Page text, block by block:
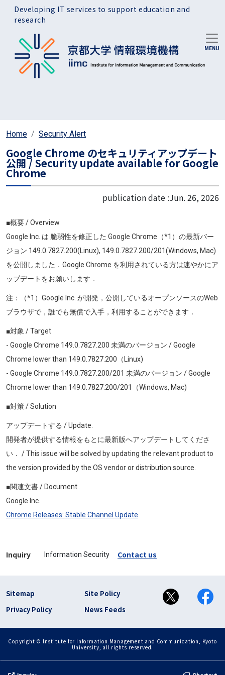
Skip to main content
Developing IT services to support education and
research
Home Security Alert
Google Chrome のセキュリティアップデート
公開 / Security update available for Google
Chrome
publication date :Jun. 26, 2026
■概要 / Overview
Google Inc. は 脆弱性を修正した Google Chrome（*1）の最新バー
ジョン 149.0.7827.200(Linux), 149.0.7827.200/201(Windows, Mac)
を公開しました．Google Chrome を利用されている方は速やかにア
ップデートをお願いします．
注：（*1）Google Inc. が開発，公開しているオープンソースのWeb
ブラウザで，誰でも無償で入手，利用することができます．
■対象 / Target
- Google Chrome 149.0.7827.200 未満のバージョン / Google
Chrome lower than 149.0.7827.200 （Linux)
- Google Chrome 149.0.7827.200/201 未満のバージョン / Google
Chrome lower than 149.0.7827.200/201 （Windows, Mac)
■対策 / Solution
アップデートする / Update.
開発者が提供する情報をもとに最新版へアップデートしてくださ
い． / This issue will be solved by updating the relevant product to
the version provided by the OS vendor or distribution source.
■関連文書 / Document
Google Inc.
Chrome Releases: Stable Channel Update
Inquiry Information Security Contact us
フッター リンク(en)
Sitemap
Site Policy
Privacy Policy
News Feeds
Copyright © Institute for Information Management and Communication, Kyoto
University, all rights reserved.